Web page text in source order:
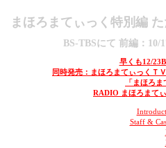
まほろまてぃっく特別編
BS-TBSにて 前編：10/
早くも12/
同時発売：まほろまてぃっくＴ
「まほろ
RADIO まほろまて
Staff &